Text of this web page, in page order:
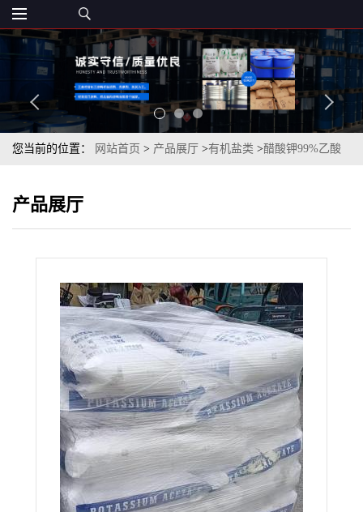
您当前的位置： 网站首页 > 产品展厅 >有机盐类 >醋酸钾99%乙酸
产品展厅